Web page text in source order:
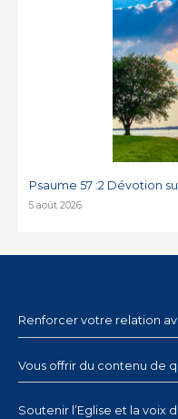
Psaume 57 :2 Dévotion
5 août 2026
Renforcer votre relation
Vous offrir du contenu de
Soutenir l’Eglise et la voix